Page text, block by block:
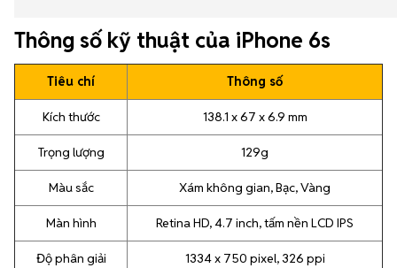
Thông số kỹ thuật của iPhone 6s
Tiêu chí Thông số
Kích thước 138.1 x 67 x 6.9 mm
Trọng lượng 129g
Màu sắc Xám không gian, Bạc, Vàng
Màn hình Retina HD, 4.7 inch, tấm nền LCD IPS
Độ phân giải 1334 x 750 pixel, 326 ppi